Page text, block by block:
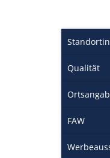
Qualität
FAW